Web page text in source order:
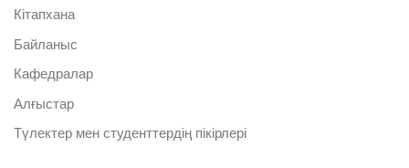
Кітапхана
Байланыс
Кафедралар
Алғыстар
Түлектер мен студенттердің пікірлері